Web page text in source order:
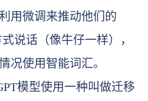
用微调来推动他们的
说话（像牛仔一样），
况使用智能词汇。
模型使用一种叫做迁移